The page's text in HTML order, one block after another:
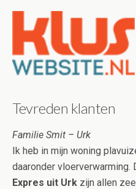
Tevreden klanten
Familie Smit – Urk
Ik heb in mijn woning
daaronder vloerverwarming.
Expres uit Urk zijn allen